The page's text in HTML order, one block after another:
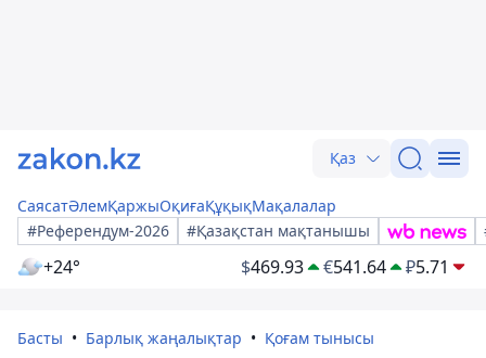
Қаз
СаясатӘлемҚаржыОқиғаҚұқықМақалалар
#Референдум-2026
#Қазақстан мақтанышы
+24° $469.93 €541.64 ₽5.71
Басты Барлық жаңалықтар Қоғам тынысы